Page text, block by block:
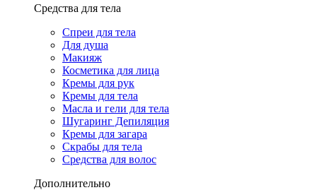
Средства для тела
Спреи для тела
Для душа
Макияж
Косметика для лица
Кремы для рук
Кремы для тела
Масла и гели для тела
Шугаринг Депиляция
Кремы для загара
Скрабы для тела
Средства для волос
Дополнительно